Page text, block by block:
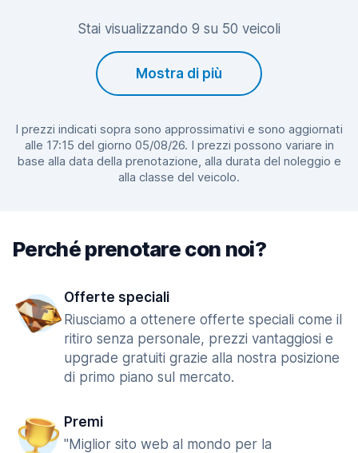
Stai visualizzando 9 su 50 veicoli
Mostra di più
I prezzi indicati sopra sono approssimativi e sono aggiornati
alle 17:15 del giorno 05/08/26. I prezzi possono variare in
base alla data della prenotazione, alla durata del noleggio e
alla classe del veicolo.
Perché prenotare con noi?
Offerte speciali
Riusciamo a ottenere offerte speciali come il
ritiro senza personale, prezzi vantaggiosi e
upgrade gratuiti grazie alla nostra posizione
di primo piano sul mercato.
Premi
"Miglior sito web al mondo per la